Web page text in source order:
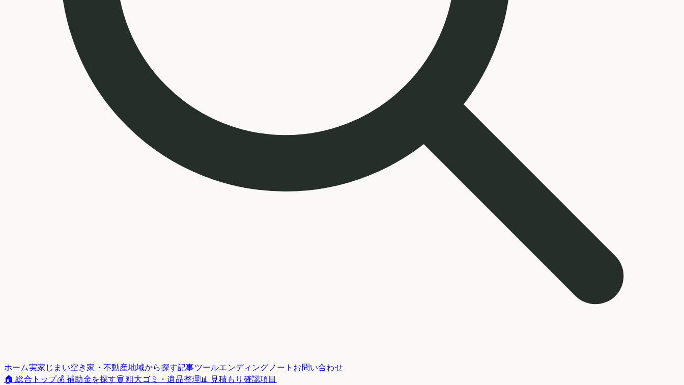
ホーム実家じまい空き家・不動産地域から探す記事ツールエンディングノート お問い合わせ
🏠 総合トップ💰 補助金を探す🗑️ 粗大ゴミ・遺品整理📊 見積もり確認項目